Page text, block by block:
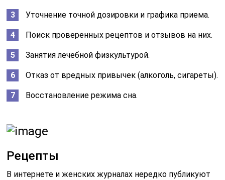
Уточнение точной дозировки и графика приема.
Поиск проверенных рецептов и отзывов на них.
Занятия лечебной физкультурой.
Отказ от вредных привычек (алкоголь, сигареты).
Восстановление режима сна.
Рецепты
В интернете и женских журналах нередко публикуют